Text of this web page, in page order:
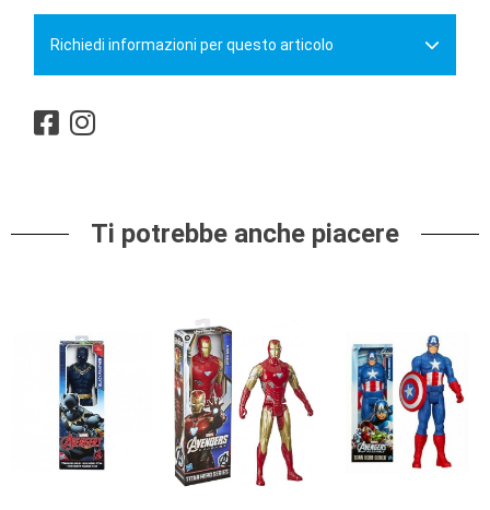
Richiedi informazioni per questo articolo
Ti potrebbe anche piacere